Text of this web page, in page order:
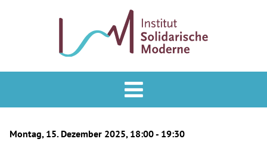
Montag, 15. Dezember 2025, 18:00 - 19:30